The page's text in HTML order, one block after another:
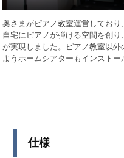
奥さまがピアノ教室運営してお
自宅にピアノが弾ける空間を創
が実現しました。ピアノ教室以
ようホームシアターもインストー
仕様